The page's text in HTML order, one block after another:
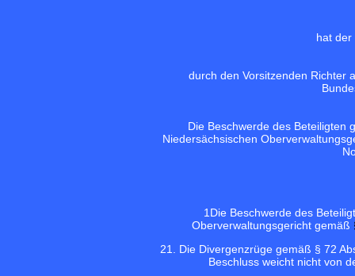
hat der
durch den Vorsitzenden Richter
Die Beschwerde des Beteiligten
Niedersächsischen
1Die Beschwerde des
Oberverwaltungsgericht gemäß
21. Die Divergenzrüge gemäß § 72
Beschluss weicht nicht von